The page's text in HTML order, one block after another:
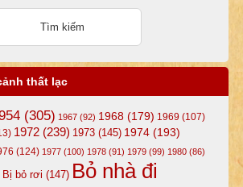
thất lạc
(305) 1967(92) 1968(179) 1969 (107)
1972(239) 1973(145) 1974(193)
(124) 1977(100) 1978(91) 1979(99) 1980(86)
Bị bỏ rơi (147) Bỏ nhà đi